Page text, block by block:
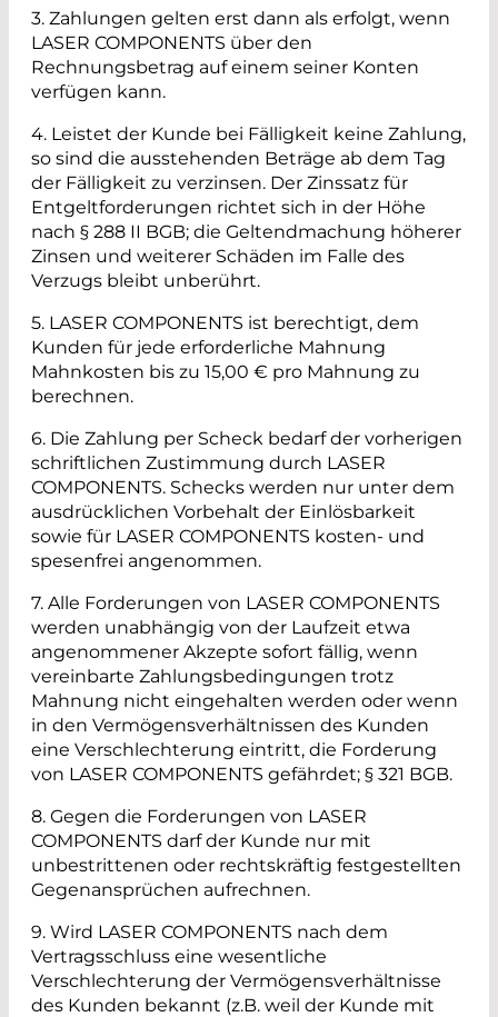
3. Zahlungen gelten erst dann als erfolgt, wenn
LASER COMPONENTS über den
Rechnungsbetrag auf einem seiner Konten
verfügen kann.
4. Leistet der Kunde bei Fälligkeit keine Zahlung,
so sind die ausstehenden Beträge ab dem Tag
der Fälligkeit zu verzinsen. Der Zinssatz für
Entgeltforderungen richtet sich in der Höhe
nach § 288 II BGB; die Geltendmachung höherer
Zinsen und weiterer Schäden im Falle des
Verzugs bleibt unberührt.
5. LASER COMPONENTS ist berechtigt, dem
Kunden für jede erforderliche Mahnung
Mahnkosten bis zu 15,00 € pro Mahnung zu
berechnen.
6. Die Zahlung per Scheck bedarf der vorherigen
schriftlichen Zustimmung durch LASER
COMPONENTS. Schecks werden nur unter dem
ausdrücklichen Vorbehalt der Einlösbarkeit
sowie für LASER COMPONENTS kosten- und
spesenfrei angenommen.
7. Alle Forderungen von LASER COMPONENTS
werden unabhängig von der Laufzeit etwa
angenommener Akzepte sofort fällig, wenn
vereinbarte Zahlungsbedingungen trotz
Mahnung nicht eingehalten werden oder wenn
in den Vermögensverhältnissen des Kunden
eine Verschlechterung eintritt, die Forderung
von LASER COMPONENTS gefährdet; § 321 BGB.
8. Gegen die Forderungen von LASER
COMPONENTS darf der Kunde nur mit
unbestrittenen oder rechtskräftig festgestellten
Gegenansprüchen aufrechnen.
9. Wird LASER COMPONENTS nach dem
Vertragsschluss eine wesentliche
Verschlechterung der Vermögensverhältnisse
des Kunden bekannt (z.B. weil der Kunde mit